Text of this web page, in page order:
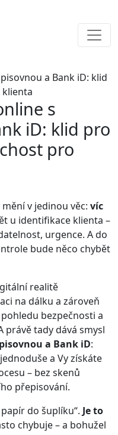
s
iD: klid pro
pro
v jedinou věc: víc
u identifikace klienta –
urgence. A do
bude něco chybět
realitě
na dálku a zároveň
bezpečnosti a
tady dává smysl
a Bank iD:
a Vy získáte
– bez skenů
přepisování.
do šuplíku“. Je to
chybuje – a bohužel